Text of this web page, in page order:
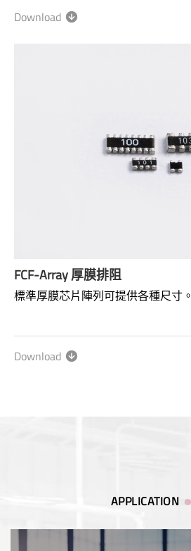
Range: 0Ω: 1Ω~10MΩ
Power rating: 1/32W ~ 1W
Download
FCF-Array 厚膜排阻
標準厚膜芯片陣列可提供各種尺寸。
Range: 0Ω；10~1MΩ
Power rating: 1/16W ~ 1/10W
Download
APPLICATION